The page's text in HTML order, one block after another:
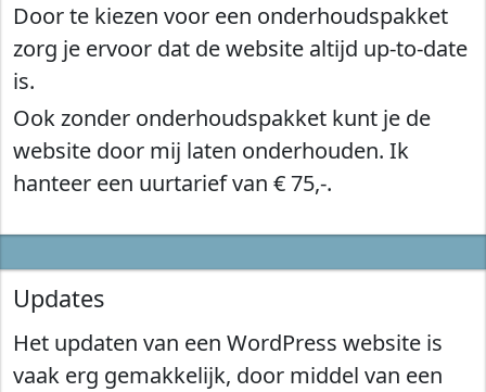
Door te kiezen voor een onderhoudspakket
zorg je ervoor dat de website altijd up-to-date
is.
Ookzonder onderhoudspakket kunt je de
website door mij laten onderhouden. Ik
hanteer een uurtarief van € 75,-.
Updates
Het updaten van een WordPress website is
vaak erg gemakkelijk, door middel van een